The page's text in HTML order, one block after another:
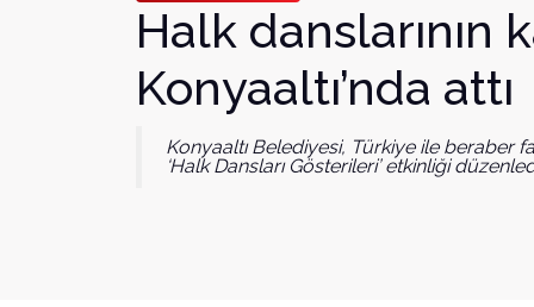
Halk danslarının
Konyaaltı’nda attı
Konyaaltı Belediyesi, Türkiye ile beraber
‘Halk Dansları Gösterileri’ etkinliği